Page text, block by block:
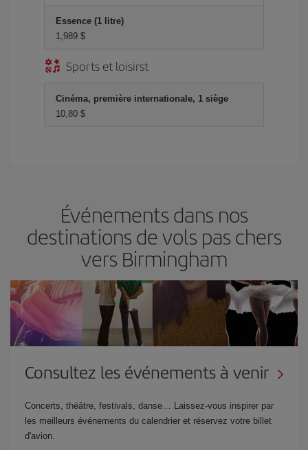
Essence (1 litre)
1,989 $
Sports et loisirst
Cinéma, première internationale, 1 siège
10,80 $
Événements dans nos
destinations de vols pas chers
vers Birmingham
Consultez les événements à venir
Concerts, théâtre, festivals, danse… Laissez-vous inspirer par
les meilleurs événements du calendrier et réservez votre billet
d'avion.